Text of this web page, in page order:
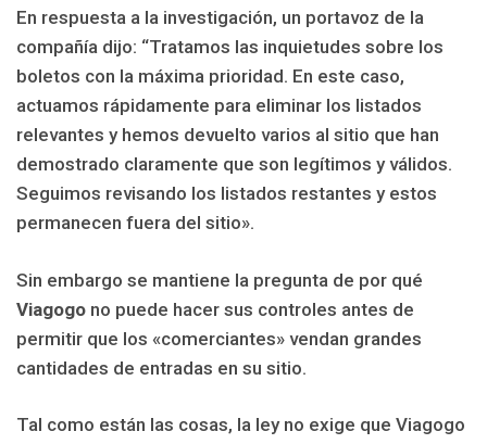
En respuesta a la investigación, un portavoz de la
compañía dijo: “Tratamos las inquietudes sobre los
boletos con la máxima prioridad. En este caso,
actuamos rápidamente para eliminar los listados
relevantes y hemos devuelto varios al sitio que han
demostrado claramente que son legítimos y válidos.
Seguimos revisando los listados restantes y estos
permanecen fuera del sitio».
Sin embargo se mantiene la pregunta de por qué
Viagogo no puede hacer sus controles antes de
permitir que los «comerciantes» vendan grandes
cantidades de entradas en su sitio.
Tal como están las cosas, la ley no exige que Viagogo